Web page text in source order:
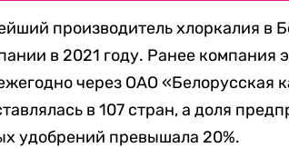
производитель хлоркалия в
в 2021 году. Ранее компания
через ОАО «Белорусская
в 107 стран, а доля
удобрений превышала 20%.